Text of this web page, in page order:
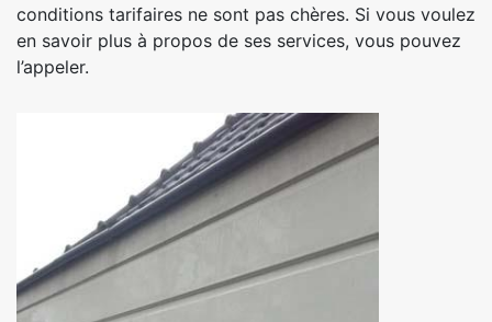
conditions tarifaires ne sont pas chères. Si vous voulez
en savoir plus à propos de ses services, vous pouvez
l’appeler.